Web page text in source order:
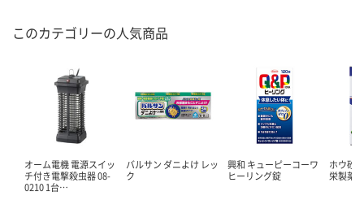
このカテゴリーの人気商品
オーム電機 電源スイッ
チ付き電撃殺虫器 08-
0210 1台…
バルサン ダニよけ レッ
ク
興和 キューピーコーワ
ヒーリング錠
ホウ砂（
栄製薬